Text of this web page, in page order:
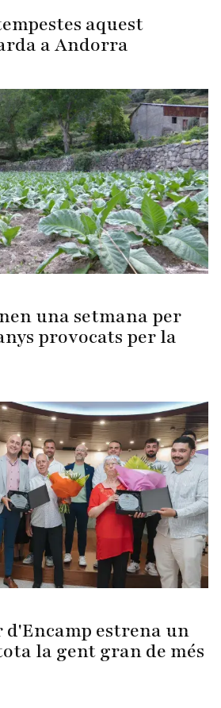
aquest
a Andorra
una setmana per
provocats per la
d'Encamp estrena un
la gent gran de més